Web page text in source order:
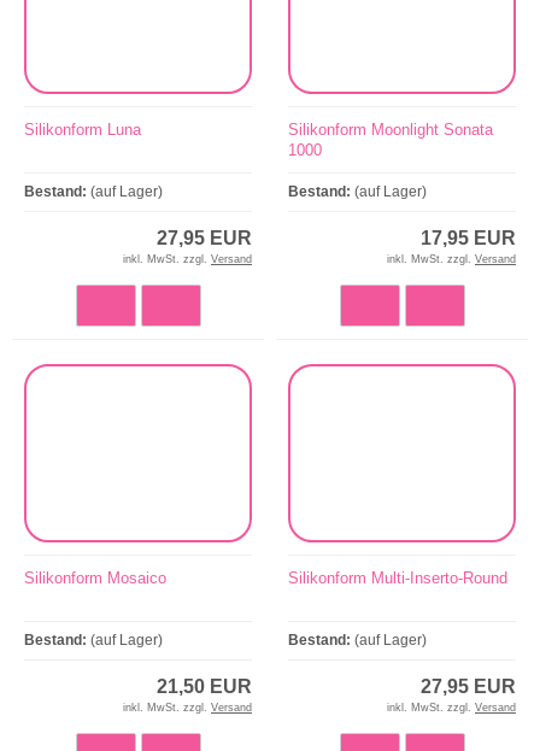
Silikonform Luna
Bestand: (auf Lager)
27,95 EUR
inkl. MwSt. zzgl. Versand
Silikonform Moonlight Sonata
1000
Bestand: (auf Lager)
17,95 EUR
inkl. MwSt. zzgl. Versand
Silikonform Mosaico
Bestand: (auf Lager)
21,50 EUR
inkl. MwSt. zzgl. Versand
Silikonform Multi-Inserto-Round
Bestand: (auf Lager)
27,95 EUR
inkl. MwSt. zzgl. Versand